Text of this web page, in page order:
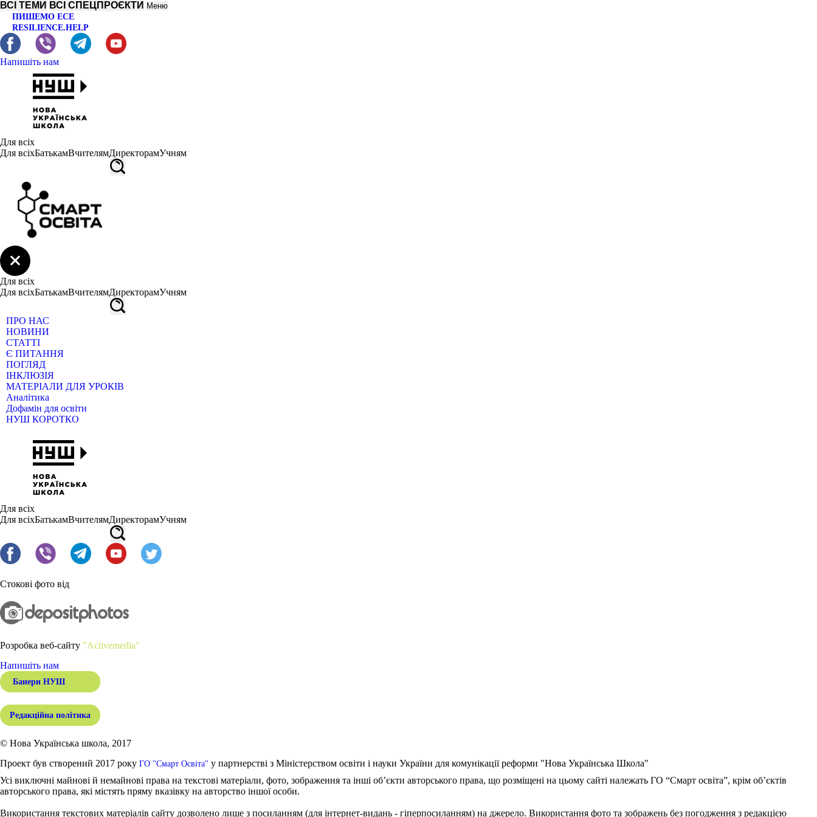
ВСІ ТЕМИ ВСІ СПЕЦПРОЄКТИ Меню
ПИШЕМО ЕСЕ
RESILIENCE.HELP
Напишіть нам
Для всіх
Для всіхБатькамВчителямДиректорамУчням
Для всіх
Для всіхБатькамВчителямДиректорамУчням
ПРО НАС
НОВИНИ
СТАТТІ
Є ПИТАННЯ
ПОГЛЯД
ІНКЛЮЗІЯ
МАТЕРІАЛИ ДЛЯ УРОКІВ
Аналітика
Дофамін для освіти
НУШ КОРОТКО
Для всіх
Для всіхБатькамВчителямДиректорамУчням
Стокові фото від
Розробка веб-сайту "Activemedia"
Напишіть нам
Банери НУШ
Редакційна політика
© Нова Українська школа, 2017
Проект був створений 2017 року ГО "Смарт Освіта" у партнерстві з Міністерством освіти і науки України для комунікації реформи "Нова Українська Школа"
Усі виключні майнові й немайнові права на текстові матеріали, фото, зображення та інші об’єкти авторського права, що розміщені на цьому сайті належать ГО “Смарт освіта”, крім об’єктів
авторського права, які містять пряму вказівку на авторство іншої особи.
Використання текстових матеріалів сайту дозволено лише з посиланням (для інтернет-видань - гіперпосиланням) на джерело. Використання фото та зображень без погодження з редакцією